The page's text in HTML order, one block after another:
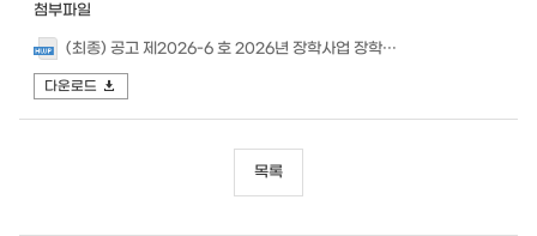
첨부파일
(최종) 공고 제2026-6 호 2026년 장학사업 장학생(대학생) 선발 공고.hwp
다운로드
목록